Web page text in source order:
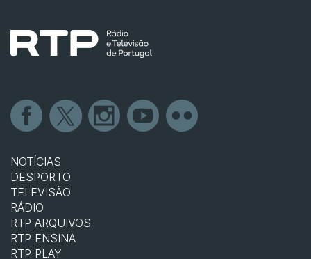
NOTÍCIAS
DESPORTO
TELEVISÃO
RÁDIO
RTP ARQUIVOS
RTP ENSINA
RTP PLAY